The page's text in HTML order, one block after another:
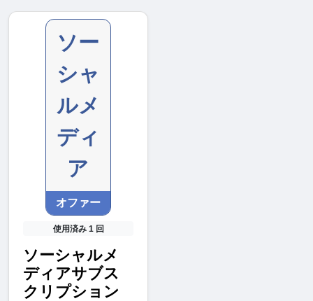
ソー
シャ
ルメ
ディ
ア
オファー
使用済み 1 回
ソーシャルメ
ディアサブス
クリプション